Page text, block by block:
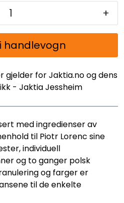
+
handlevogn
gjelder for Jaktia.no og dens
- Jaktia Jessheim
med ingredienser av
til Piotr Lorenc sine
individuell
og to ganger polsk
og farger er
til de enkelte